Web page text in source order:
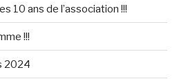
10 ans de l’association !!!
!!!
2024